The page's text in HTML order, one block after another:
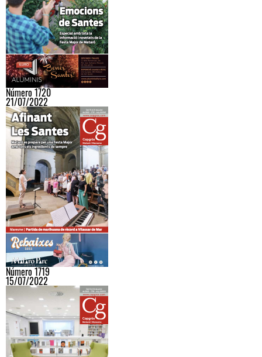
Número 1720
21/07/2022
Número 1719
15/07/2022